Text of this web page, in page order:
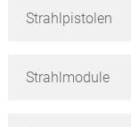
Strahlpistolen
Strahlmodule